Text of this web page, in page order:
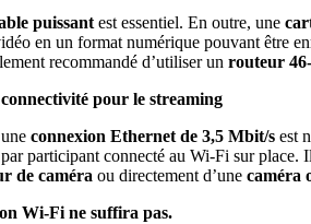
puissantest essentiel. En outre, une
en un format numérique pouvant être
recommandé d’utiliser un routeur
pour le streaming
connexion Ethernet de 3,5 Mbit/s est
participant connecté au Wi-Fi sur place.
de caméra ou directement d’une caméra
Wi-Fi ne suffira pas.